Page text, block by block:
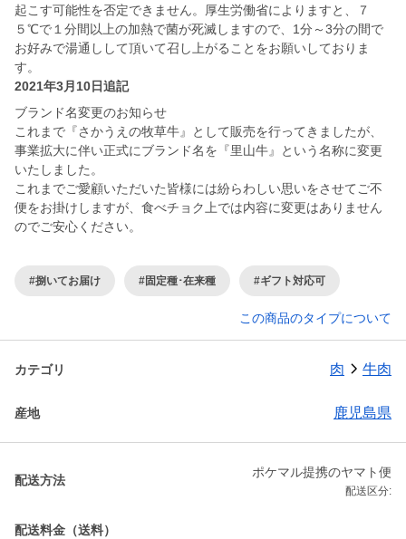
起こす可能性を否定できません。厚生労働省によりますと、７
５℃で１分間以上の加熱で菌が死滅しますので、1分～3分の間で
お好みで湯通しして頂いて召し上がることをお願いしておりま
す。
2021年3月10日追記
ブランド名変更のお知らせ
これまで『さかうえの牧草牛』として販売を行ってきましたが、
事業拡大に伴い正式にブランド名を『里山牛』という名称に変更
いたしました。
これまでご愛顧いただいた皆様には紛らわしい思いをさせてご不
便をお掛けしますが、食べチョク上では内容に変更はありません
のでご安心ください。
#捌いてお届け #固定種･在来種 #ギフト対応可
この商品のタイプについて
カテゴリ 肉 牛肉
産地 鹿児島県
配送方法
ポケマル提携のヤマト便
配送区分:
配送料金（送料）